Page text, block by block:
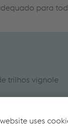
para
trilhos vignole